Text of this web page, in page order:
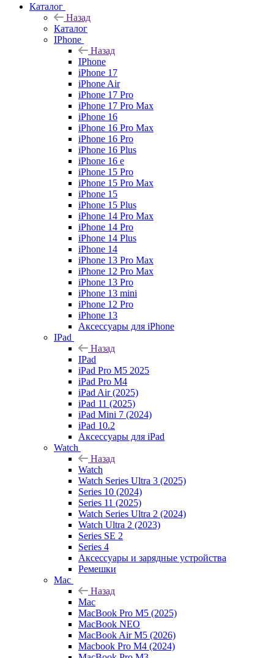
Каталог
Назад
Каталог
IPhone
Назад
IPhone
iPhone 17
iPhone Air
iPhone 17 Pro
iPhone 17 Pro Max
iPhone 16
iPhone 16 Pro Max
iPhone 16 Pro
iPhone 16 Plus
iPhone 16 e
iPhone 15 Pro
iPhone 15 Pro Max
iPhone 15
iPhone 15 Plus
iPhone 14 Pro Max
iPhone 14 Pro
iPhone 14 Plus
iPhone 14
iPhone 13 Pro Max
iPhone 12 Pro Max
iPhone 13 Pro
iPhone 13 mini
iPhone 12 Pro
iPhone 13
Аксессуары для iPhone
IPad
Назад
IPad
iPad Pro M5 2025
iPad Pro M4
iPad Air (2025)
iPad 11 (2025)
iPad Mini 7 (2024)
iPad 10.2
Аксессуары для iPad
Watch
Назад
Watch
Watch Series Ultra 3 (2025)
Series 10 (2024)
Series 11 (2025)
Watch Series Ultra 2 (2024)
Watch Ultra 2 (2023)
Series SE 2
Series 4
Аксессуары и зарядные устройства
Ремешки
Mac
Назад
Mac
MacBook Pro M5 (2025)
MacBook NEO
MacBook Air M5 (2026)
Macbook Pro M4 (2024)